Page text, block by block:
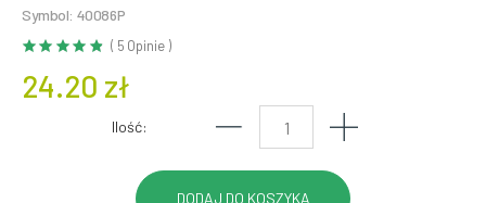
Symbol: 40086P
( 5 Opinie )
24.20 zł
Ilość: